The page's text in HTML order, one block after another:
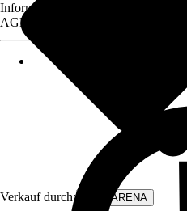
Verkauf durch: WALLARENA
Informationen des Verkäufers, wie
AGB, finden Sie bei Klick auf den